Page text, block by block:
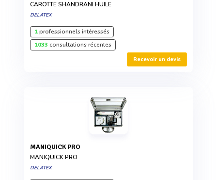
CAROTTE SHANDRANI HUILE
DELATEX
1professionnels intéressés
1033 consultations récentes
Recevoir un devis
MANIQUICK PRO
MANIQUICK PRO
DELATEX